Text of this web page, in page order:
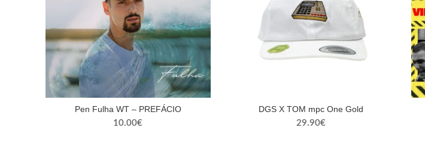
Pen Fulha WT – PREFÁCIO
10.00€
DGS X TOM mpc One Gold
29.90€